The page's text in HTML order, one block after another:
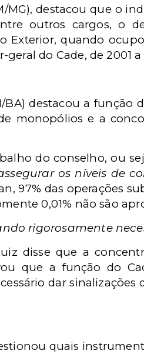
MG), destacou que o
outros cargos, o
Exterior, quando
do Cade, de 2001 a
destacou a função
monopólios e a
do conselho, ou
os níveis de
97% das operações
0,01% não são
rigorosamente
disse que a
que a função do
dar
quais